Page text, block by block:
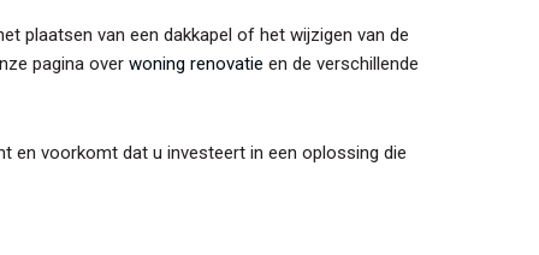
plaatsen van een dakkapel of het wijzigen van de
pagina over woning renovatie en de verschillende
en voorkomt dat u investeert in een oplossing die